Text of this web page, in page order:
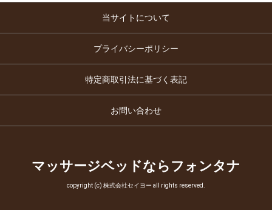
当サイトについて
プライバシーポリシー
特定商取引法に基づく表記
お問い合わせ
マッサージベッドならフォンタナ
copyright (c) 株式会社セイヨー all rights reserved.